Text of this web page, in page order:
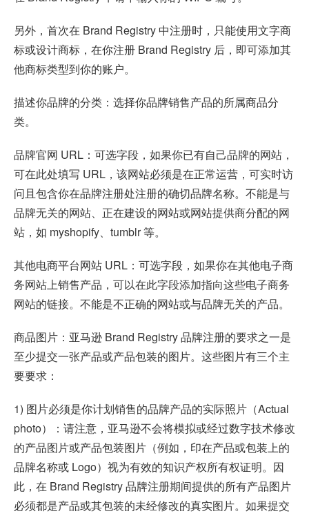
另外，首次在 Brand Registry 中注册时，只能使用文字商
标或设计商标，在你注册 Brand Registry 后，即可添加其
他商标类型到你的账户。
描述你品牌的分类：选择你品牌销售产品的所属商品分
类。
品牌官网 URL：可选字段，如果你已有自己品牌的网站，
可在此处填写 URL，该网站必须是在正常运营，可实时访
问且包含你在品牌注册处注册的确切品牌名称。不能是与
品牌无关的网站、正在建设的网站或网站提供商分配的网
站，如 myshopify、tumblr 等。
其他电商平台网站 URL：可选字段，如果你在其他电子商
务网站上销售产品，可以在此字段添加指向这些电子商务
网站的链接。不能是不正确的网站或与品牌无关的产品。
商品图片：亚马逊 Brand Registry 品牌注册的要求之一是
至少提交一张产品或产品包装的图片。这些图片有三个主
要要求：
1) 图片必须是你计划销售的品牌产品的实际照片（Actual
photo）：请注意，亚马逊不会将模拟或经过数字技术修改
的产品图片或产品包装图片（例如，印在产品或包装上的
品牌名称或 Logo）视为有效的知识产权所有权证明。因
此，在 Brand Registry 品牌注册期间提供的所有产品图片
必须都是产品或其包装的未经修改的真实图片。如果提交